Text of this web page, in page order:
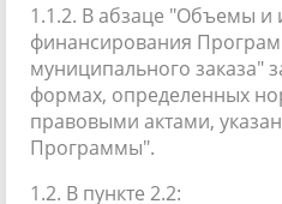
1.1.2. В абзаце "Объемы и
финансирования
муниципального заказа"
формах, определенных
правовыми актами,
Программы".
1.2. В пункте 2.2: